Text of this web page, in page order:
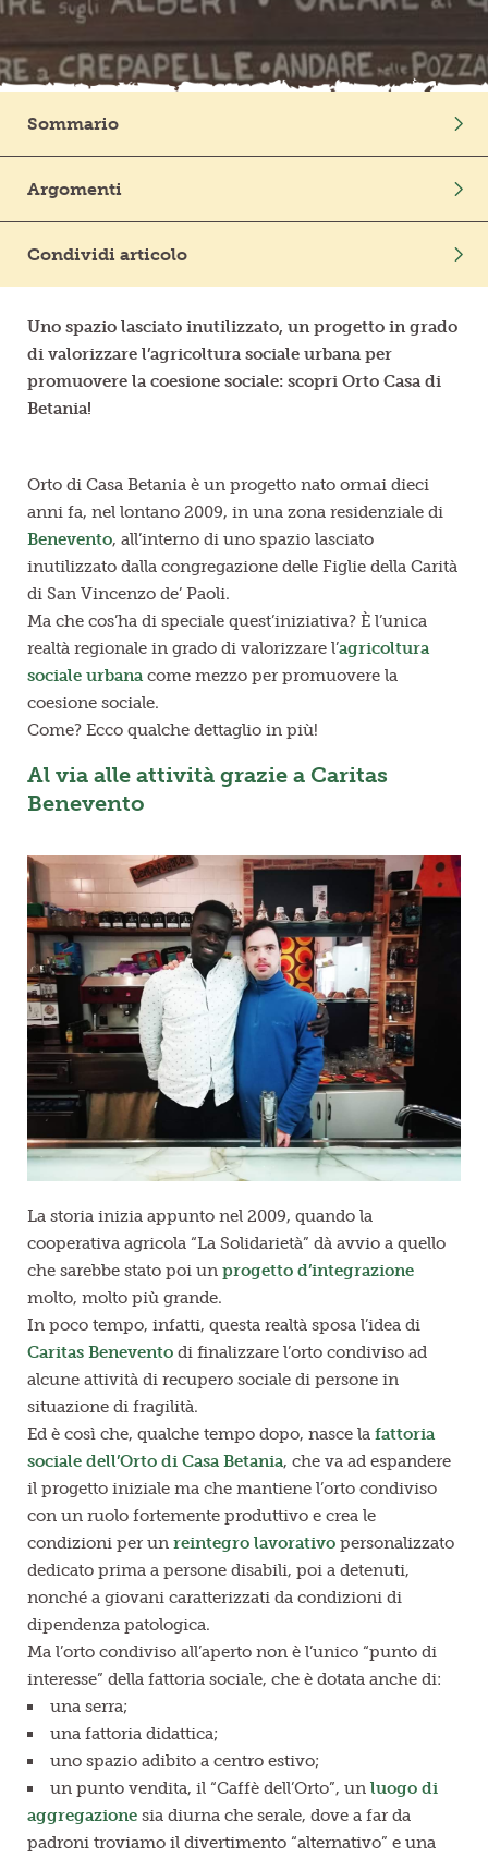
Polpe di frutta
Prodotti freschi
Sommario
Argomenti
Condividi articolo
Uno spazio lasciato inutilizzato, un progetto in grado
di valorizzare l’agricoltura sociale urbana per
promuovere la coesione sociale: scopri Orto Casa di
Betania!
Orto di Casa Betania è un progetto nato ormai dieci
anni fa, nel lontano 2009, in una zona residenziale di
Benevento, all’interno di uno spazio lasciato
inutilizzato dalla congregazione delle Figlie della Carità
di San Vincenzo de’ Paoli.
Ma che cos’ha di speciale quest’iniziativa? È l’unica
realtà regionale in grado di valorizzare l’agricoltura
sociale urbanacome mezzo per promuovere la
coesione sociale.
Come? Ecco qualche dettaglio in più!
Al via alle attività grazie a Caritas
Benevento
La storia inizia appunto nel 2009, quando la
cooperativa agricola “La Solidarietà” dà avvio a quello
che sarebbe stato poi un progetto d’integrazione
molto, molto più grande.
In poco tempo, infatti, questa realtà sposa l’idea di
Caritas Benevento di finalizzare l’orto condiviso ad
alcune attività di recupero sociale di persone in
situazione di fragilità.
Ed è così che, qualche tempo dopo, nasce la fattoria
sociale dell’Orto di Casa Betania, che va ad espandere
il progetto iniziale ma che mantiene l’orto condiviso
con un ruolo fortemente produttivo e crea le
condizioni per un reintegro lavorativo personalizzato
dedicato prima a persone disabili, poi a detenuti,
nonché a giovani caratterizzati da condizioni di
dipendenza patologica.
Ma l’orto condiviso all’aperto non è l’unico “punto di
interesse” della fattoria sociale, che è dotata anche di:
una serra;
una fattoria didattica;
uno spazio adibito a centro estivo;
un punto vendita, il “Caffè dell’Orto”, un luogo di
aggregazione sia diurna che serale, dove a far da
padroni troviamo il divertimento “alternativo” e una